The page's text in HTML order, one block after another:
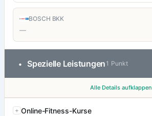
BOSCH BKK
—
• Spezielle Leistungen 1 Punkt
Alle Details aufklappen
Online-Fitness-Kurse